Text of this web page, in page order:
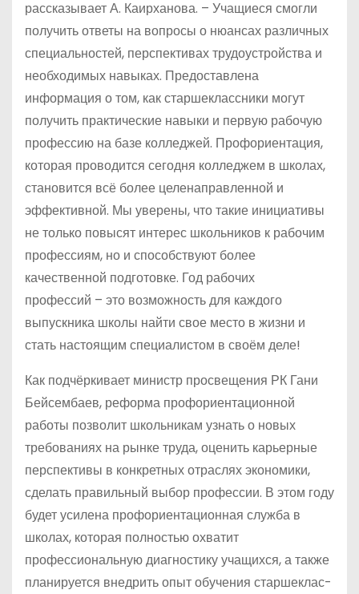
рассказывает А. Каирханова. – Учащиеся смогли
получить ответы на вопросы о нюансах различных
специальностей, перспективах трудоустройства и
необходимых навыках. Предоставлена
информация о том, как старшеклассники могут
получить практические навыки и первую рабочую
профессию на базе колледжей. Профориентация,
которая проводится сегодня колледжем в школах,
становится всё более целенаправленной и
эффективной. Мы уверены, что такие инициативы
не только повысят интерес школьников к рабочим
профессиям, но и способствуют более
качественной подготовке. Год рабочих
профессий – это возможность для каждого
выпускника школы найти свое место в жизни и
стать настоящим специалистом в своём деле!
Как подчёркивает министр просвещения РК Гани
Бейсембаев, реформа проф­ориентационной
работы позволит школьникам узнать о новых
требованиях на рынке труда, оценить карьерные
перспективы в конкретных отраслях экономики,
сделать правильный выбор профессии. В этом году
будет усилена профориентационная служба в
школах, которая полностью охватит
профессиональную диагностику учащихся, а также
планируется внедрить опыт обучения старшеклас­